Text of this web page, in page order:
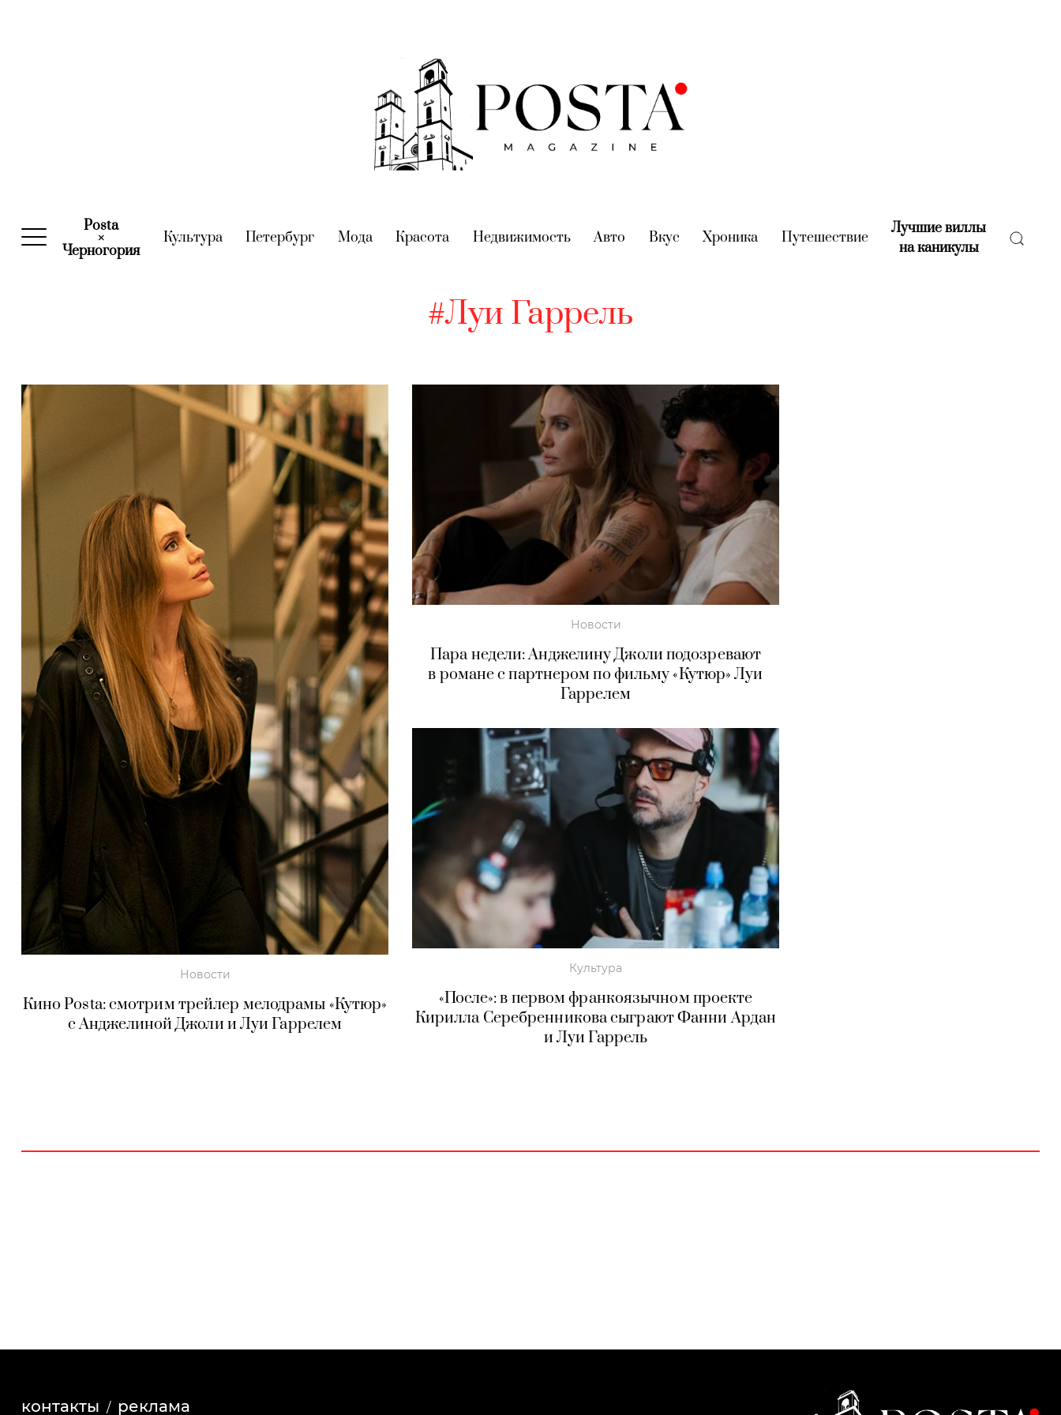
Posta
×
Черногория(current)
Культура(current)
Петербург (current)
Мода(current)
Красота (current)
Недвижимость(current)
Авто (current)
Вкус (current)
Хроника (current)
Путешествие(current)
Лучшие виллы
на каникулы(current)
#Луи Гаррель
Новости
Кино Posta: смотрим трейлер мелодрамы «Кутюр»
с Анджелиной Джоли и Луи Гаррелем
Новости
Пара недели: Анджелину Джоли подозревают
в романе с партнером по фильму «Кутюр» Луи
Гаррелем
Культура
«После»: в первом франкоязычном проекте
Кирилла Серебренникова сыграют Фанни Ардан
и Луи Гаррель
контакты реклама